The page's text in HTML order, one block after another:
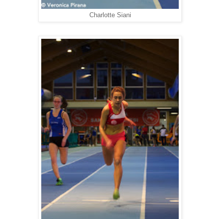
Charlotte Siani